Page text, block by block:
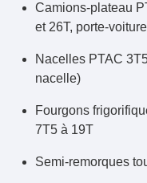
Camions-plateau
et 26T, porte-
Nacelles PTAC
nacelle)
Fourgons
7T5 à 19T
Semi-remorques